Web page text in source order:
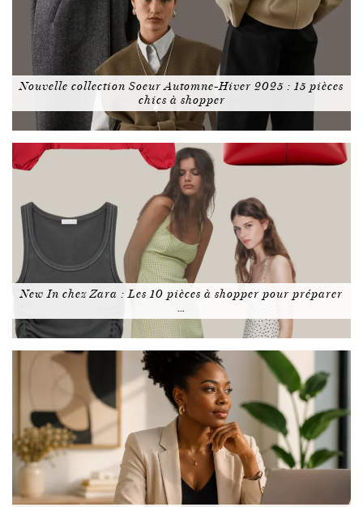
Nouvelle collection Soeur Automne-Hiver 2025 : 15 pièces
chics à shopper
New In chez Zara : Les 10 pièces à shopper pour préparer
…